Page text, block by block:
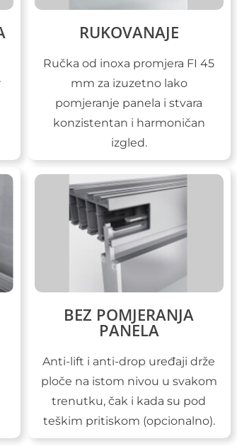
RUKOVANAJE
Ručka od inoxa promjera FI 45
mm za izuzetno lako
pomjeranje panela i stvara
konzistentan i harmoničan
izgled.
BEZ POMJERANJA
PANELA
Anti-lift i anti-drop uređaji drže
ploče na istom nivou u svakom
trenutku, čak i kada su pod
teškim pritiskom (opcionalno).